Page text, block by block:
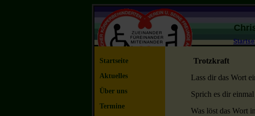
Startseite
Aktuelles
Über uns
Termine
Trotzkraft
Lass dir das Wort
Sprich es dir
Was löst das Wort